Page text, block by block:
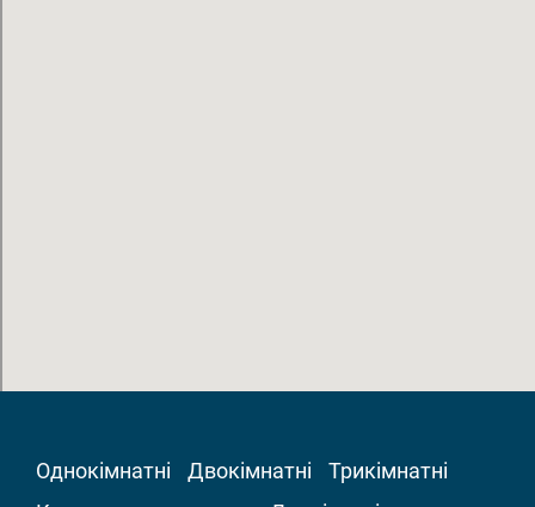
Однокімнатні Двокімнатні
Трикімнатні